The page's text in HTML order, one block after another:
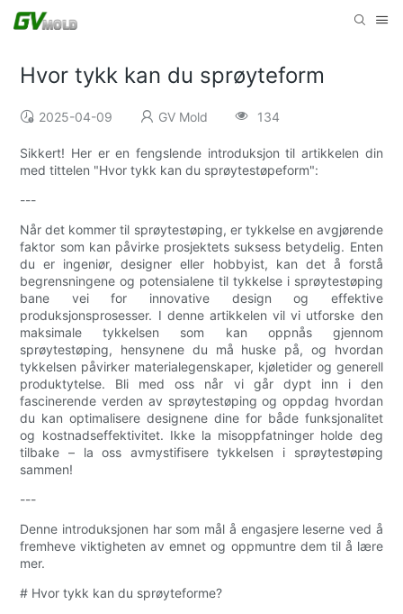
Hvor tykk kan du sprøyteform
2025-04-09 GV Mold 134
Sikkert! Her er en fengslende introduksjon til artikkelen din
med tittelen "Hvor tykk kan du sprøytestøpeform":
---
Når det kommer til sprøytestøping, er tykkelse en avgjørende
faktor som kan påvirke prosjektets suksess betydelig. Enten
du er ingeniør, designer eller hobbyist, kan det å forstå
begrensningene og potensialene til tykkelse i sprøytestøping
bane vei for innovative design og effektive
produksjonsprosesser. I denne artikkelen vil vi utforske den
maksimale tykkelsen som kan oppnås gjennom
sprøytestøping, hensynene du må huske på, og hvordan
tykkelsen påvirker materialegenskaper, kjøletider og generell
produktytelse. Bli med oss ​​når vi går dypt inn i den
fascinerende verden av sprøytestøping og oppdag hvordan
du kan optimalisere designene dine for både funksjonalitet
og kostnadseffektivitet. Ikke la misoppfatninger holde deg
tilbake – la oss avmystifisere tykkelsen i sprøytestøping
sammen!
---
Denne introduksjonen har som mål å engasjere leserne ved å
fremheve viktigheten av emnet og oppmuntre dem til å lære
mer.
# Hvor tykk kan du sprøyteforme?